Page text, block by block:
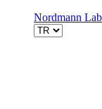
Nordmann